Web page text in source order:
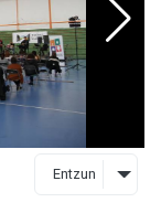
Entzun